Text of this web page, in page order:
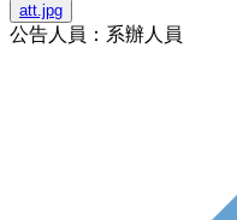
att.jpg
公告人員：系辦人員